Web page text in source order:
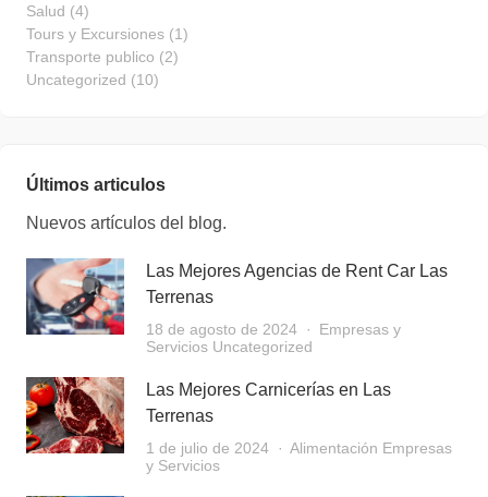
Salud (4)
Tours y Excursiones (1)
Transporte publico (2)
Uncategorized (10)
Últimos articulos
Nuevos artículos del blog.
Las Mejores Agencias de Rent Car Las
Terrenas
18 de agosto de 2024
Empresas y
Servicios Uncategorized
Las Mejores Carnicerías en Las
Terrenas
1 de julio de 2024 Alimentación Empresas
y Servicios